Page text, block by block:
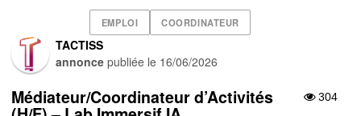
EMPLOI COORDINATEUR
TACTISS
annonce publiée le 16/06/2026
304
Médiateur/Coordinateur d’Activités